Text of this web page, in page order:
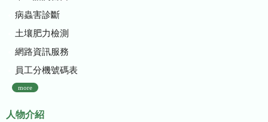
病蟲害診斷
土壤肥力檢測
網路資訊服務
員工分機號碼表
more
人物介紹